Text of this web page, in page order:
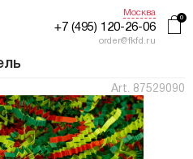
Москва
+7 (495) 120-26-06
order@fkfd.ru
Art. 87529090